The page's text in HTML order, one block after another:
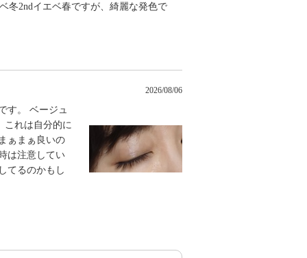
冬2ndイエベ春ですが、綺麗な発色で
2026/08/06
す。 ベージュ
これは自分的に
ぁまぁ良いの
は注意してい
てるのかもし